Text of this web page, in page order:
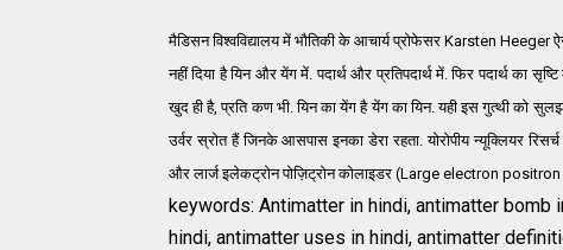
मैडिसन विश्वविद्यालय में भौतिकी के आचार्य प्रोफेसर Karsten
नहीं दिया है यिन और येंग में. पदार्थ और प्रतिपदार्थ में. फिर पदार्थ का
खुद ही है, प्रति कण भी. यिन का येंग है येंग का यिन. यही इस गुत्थी को
उर्वर स्रोत हैं जिनके आसपास इनका डेरा रहता. योरोपीय न्यूक्लियर
और लार्ज इलेकट्रोन पोज़िट्रोन कोलाइडर (Large electron
keywords: Antimatter in hindi, antimatter bomb
hindi, antimatter uses in hindi, antimatter